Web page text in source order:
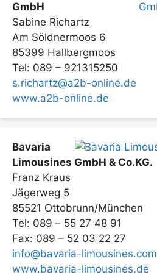
GmbH
Sabine Richartz
Am Söldnermoos 6
85399 Hallbergmoos
Tel: 089 – 921315250
s.richartz@a2b-online.de
www.a2b-online.de
Bavaria
Limousines GmbH & Co.KG.
Franz Kraus
Jägerweg 5
85521 Ottobrunn/München
Tel: 089 – 55 27 48 91
Fax: 089 – 52 03 22 27
info@bavaria-limousines.com
www.bavaria-limousines.de